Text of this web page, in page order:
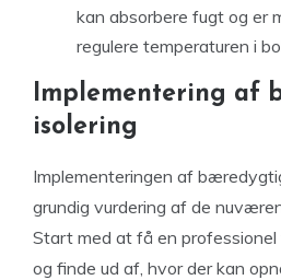
kan absorbere fugt og er
regulere temperaturen i
Implementering af
isolering
Implementeringen af
grundig vurdering af de
Start med at få en professionel
og finde ud af, hvor der kan